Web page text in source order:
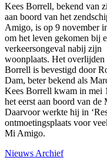
Kees Borrell, bekend van
aan boord van het
Amigo, is op 9 november
om het leven gekomen bij
verkeersongeval nabij zijn
woonplaats. Het overlijden
Borrell is bevestigd door
Dam, beter bekend als
Kees Borrell kwam in mei
het eerst aan boord van
Daarvoor werkte hij in
ontmoetingsplaats voor
Mi Amigo.
Nieuws Archief